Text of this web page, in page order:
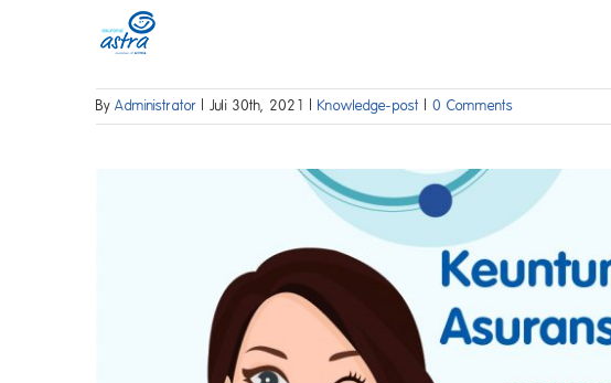
ByAdministrator | Juli 30th, 2021 | Knowledge-post | 0 Comments